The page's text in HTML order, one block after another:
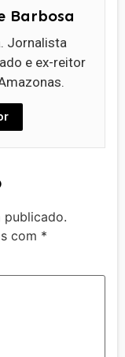
Barbosa
Jornalista
e ex-reitor
publicado.
com *